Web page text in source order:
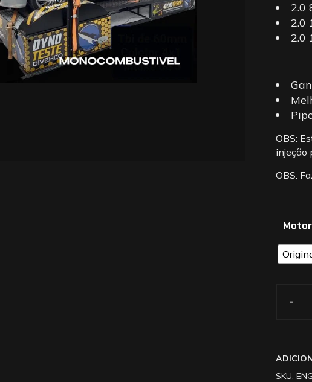
2.0
2.0
2.0
OBS:
injeção
OBS:
Motor
-
-
SKU: